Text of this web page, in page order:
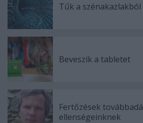
Tűk a szénakazlakból
Beveszik a tabletet
Fertőzések
ellenségeinknek